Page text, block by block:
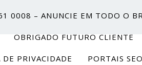
0008 – ANUNCIE EM TODO O
OBRIGADO FUTURO CLIENTE
PRIVACIDADE PORTAIS